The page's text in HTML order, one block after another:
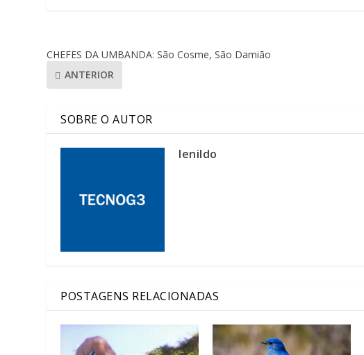
CHEFES DA UMBANDA: São Cosme, São Damião
ANTERIOR
SOBRE O AUTOR
lenildo
POSTAGENS RELACIONADAS